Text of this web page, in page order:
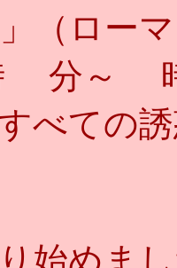
」（ロ
～ 時
べての
始めま